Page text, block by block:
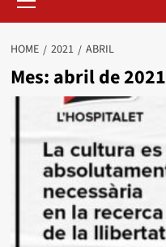
HOME 2021 ABRIL
Mes: abril de 2021